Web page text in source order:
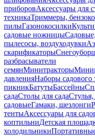
приборовАксессуары для
техникаТриммеры,
пилыГазонокосилки
садовые ножницы
пылесосы, воздуходувки
скарификаторы
разбрасыватели
семянМинитракторы
давленияНаборы садового
пикникБатутыБассейны
садаСтолы для садаСтулья,
садовыеГамаки, шезлонги
тентыАксессуары для
коптильниДетская
холодильники